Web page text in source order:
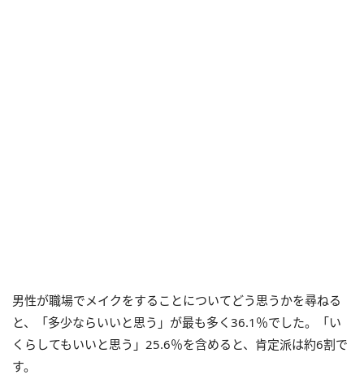
男性が職場でメイクをすることについてどう思うかを尋ねる
と、「多少ならいいと思う」が最も多く36.1％でした。「い
くらしてもいいと思う」25.6％を含めると、肯定派は約6割で
す。